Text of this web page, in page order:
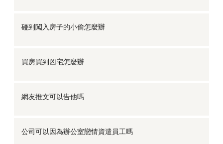
碰到闖入房子的小偷怎麼辦
買房買到凶宅怎麼辦
網友推文可以告他嗎
公司可以因為辦公室戀情資遣員工嗎